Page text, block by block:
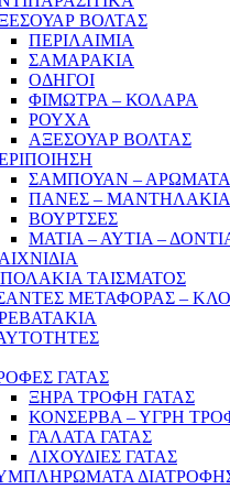
ΒΟΛΤΑΣ
ΠΕΡΙΛΑΙΜΙΑ
ΣΑΜΑΡΑΚΙΑ
ΟΔΗΓΟΙ
ΦΙΜΩΤΡΑ – ΚΟΛΑΡΑ
ΡΟΥΧΑ
ΑΞΕΣΟΥΑΡ ΒΟΛΤΑΣ
ΣΑΜΠΟΥΑΝ – ΑΡΩΜΑΤΑ
ΠΑΝΕΣ – ΜΑΝΤΗΛΑΚΙΑ
ΒΟΥΡΤΣΕΣ
ΜΑΤΙΑ – ΑΥΤΙΑ –
ΤΑΙΣΜΑΤΟΣ
ΜΕΤΑΦΟΡΑΣ –
ΓΑΤΑΣ
ΞΗΡΑ ΤΡΟΦΗ ΓΑΤΑΣ
ΚΟΝΣΕΡΒΑ – ΥΓΡΗ
ΓΑΛΑΤΑ ΓΑΤΑΣ
ΛΙΧΟΥΔΙΕΣ ΓΑΤΑΣ